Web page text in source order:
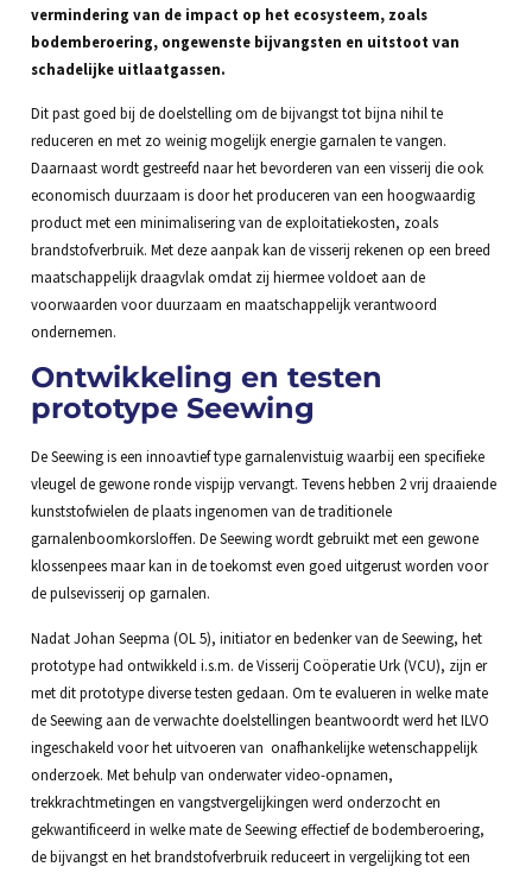
vermindering van de impact op het ecosysteem, zoals
bodemberoering, ongewenste bijvangsten en uitstoot van
schadelijke uitlaatgassen.
Dit past goed bij de doelstelling om de bijvangst tot bijna nihil te
reduceren en met zo weinig mogelijk energie garnalen te vangen.
Daarnaast wordt gestreefd naar het bevorderen van een visserij die ook
economisch duurzaam is door het produceren van een hoogwaardig
product met een minimalisering van de exploitatiekosten, zoals
brandstofverbruik. Met deze aanpak kan de visserij rekenen op een breed
maatschappelijk draagvlak omdat zij hiermee voldoet aan de
voorwaarden voor duurzaam en maatschappelijk verantwoord
ondernemen.
Ontwikkeling en testen
prototype Seewing
De Seewing is een innoavtief type garnalenvistuig waarbij een specifieke
vleugel de gewone ronde vispijp vervangt. Tevens hebben 2 vrij draaiende
kunststofwielen de plaats ingenomen van de traditionele
garnalenboomkorsloffen. De Seewing wordt gebruikt met een gewone
klossenpees maar kan in de toekomst even goed uitgerust worden voor
de pulsevisserij op garnalen.
Nadat Johan Seepma (OL 5), initiator en bedenker van de Seewing, het
prototype had ontwikkeld i.s.m. de Visserij Coöperatie Urk (VCU), zijn er
met dit prototype diverse testen gedaan. Om te evalueren in welke mate
de Seewing aan de verwachte doelstellingen beantwoordt werd het ILVO
ingeschakeld voor het uitvoeren van onafhankelijke wetenschappelijk
onderzoek. Met behulp van onderwater video-opnamen,
trekkrachtmetingen en vangstvergelijkingen werd onderzocht en
gekwantificeerd in welke mate de Seewing effectief de bodemberoering,
de bijvangst en het brandstofverbruik reduceert in vergelijking tot een